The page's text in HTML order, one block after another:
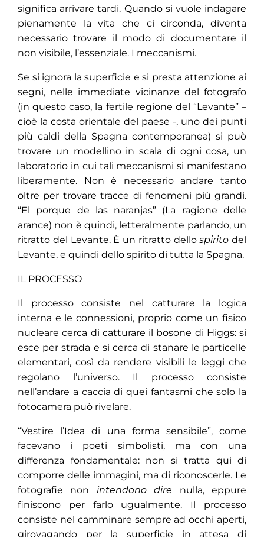
significa arrivare tardi. Quando si vuole indagare
pienamente la vita che ci circonda, diventa
necessario trovare il modo di documentare il
non visibile, l’essenziale. I meccanismi.
Se si ignora la superficie e si presta attenzione ai
segni, nelle immediate vicinanze del fotografo
(in questo caso, la fertile regione del “Levante” –
cioè la costa orientale del paese -, uno dei punti
più caldi della Spagna contemporanea) si può
trovare un modellino in scala di ogni cosa, un
laboratorio in cui tali meccanismi si manifestano
liberamente. Non è necessario andare tanto
oltre per trovare tracce di fenomeni più grandi.
“El porque de las naranjas” (La ragione delle
arance) non è quindi, letteralmente parlando, un
ritratto del Levante. È un ritratto dellospirito del
Levante, e quindi dello spirito di tutta la Spagna.
IL PROCESSO
Il processo consiste nel catturare la logica
interna e le connessioni, proprio come un fisico
nucleare cerca di catturare il bosone di Higgs: si
esce per strada e si cerca di stanare le particelle
elementari, così da rendere visibili le leggi che
regolano l’universo. Il processo consiste
nell’andare a caccia di quei fantasmi che solo la
fotocamera può rivelare.
“Vestire l’Idea di una forma sensibile”, come
facevano i poeti simbolisti, ma con una
differenza fondamentale: non si tratta qui di
comporre delle immagini, ma di riconoscerle. Le
fotografie non intendono dire nulla, eppure
finiscono per farlo ugualmente. Il processo
consiste nel camminare sempre ad occhi aperti,
girovagando per la superficie in attesa di